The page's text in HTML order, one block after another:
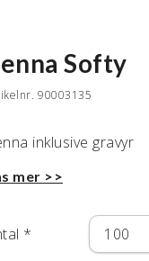
Softy
90003135
inklusive gravyr
mer >>
*